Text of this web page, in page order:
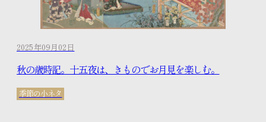
2025年09月02日
秋の歳時記。十五夜は、きものでお月見を楽しむ。
季節の小ネタ